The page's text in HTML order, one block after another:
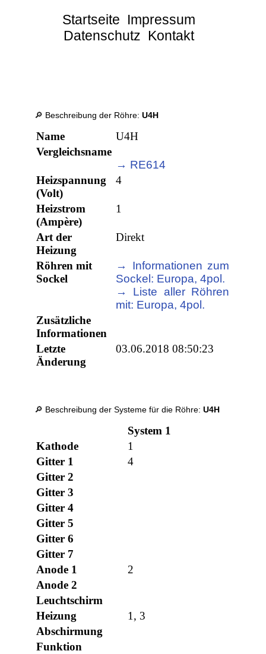
Startseite Impressum
Datenschutz Kontakt
🔎 Beschreibung der Röhre:U4H
Name
U4H
Vergleichsname
→ RE614
Heizspannung
(Volt)
4
Heizstrom
(Ampère)
1
Art der
Heizung
Direkt
Röhren mit
Sockel
→ Informationen zum
Sockel: Europa, 4pol.
→ Liste aller Röhren
mit: Europa, 4pol.
Zusätzliche
Informationen
Letzte
Änderung
03.06.2018 08:50:23
🔎 Beschreibung der Systeme für die Röhre:U4H
System 1
Kathode
1
Gitter 1
4
Gitter 2
Gitter 3
Gitter 4
Gitter 5
Gitter 6
Gitter 7
Anode 1
2
Anode 2
Leuchtschirm
Heizung
1, 3
Abschirmung
Funktion